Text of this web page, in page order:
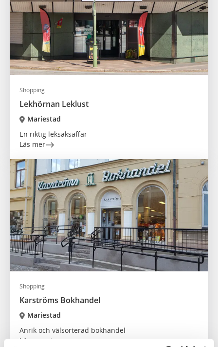
Shopping
Lekhörnan Leklust
Mariestad
En riktig leksaksaffär
Läs mer
Shopping
Karströms Bokhandel
Mariestad
Anrik och välsorterad bokhandel
Läs mer